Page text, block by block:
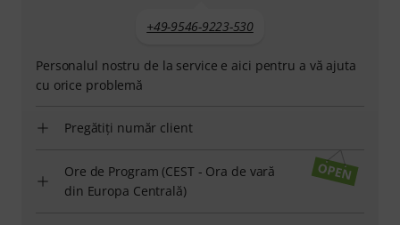
+49-9546-9223-530
Personalul nostru de la service e aici pentru a vă ajuta
cu orice problemă
Pregătiți număr client
Ore de Program (CEST - Ora de vară
din Europa Centrală)